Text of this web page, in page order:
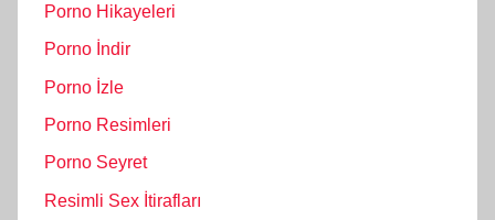
Porno Hikayeleri
Porno İndir
Porno İzle
Porno Resimleri
Porno Seyret
Resimli Sex İtirafları